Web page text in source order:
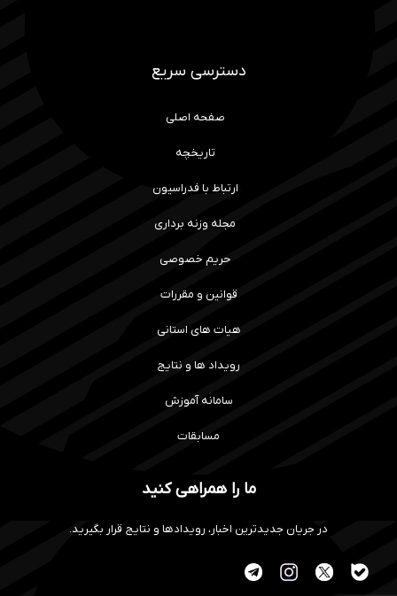
دسترسی سریع
صفحه اصلی
تاریخچه
ارتباط با فدراسیون
مجله وزنه برداری
حریم خصوصی
قوانین و مقررات
هیات های استانی
رویداد ها و نتایج
سامانه آموزش
مسابقات
ما را همراهی کنید
در جریان جدیدترین اخبار، رویدادها و نتایج قرار بگیرید.